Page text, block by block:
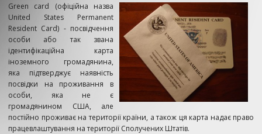
Green card (офіційна назва
United States Permanent
Resident Card) - посвідчення
особи або так звана
ідентифікаційна карта
іноземного громадянина,
яка підтверджує наявність
посвідки на проживання в
особи, яка не є
громадянином США, але
постійно проживає на території країни, а також ця карта надає право
працевлаштування на території Сполучених Штатів.